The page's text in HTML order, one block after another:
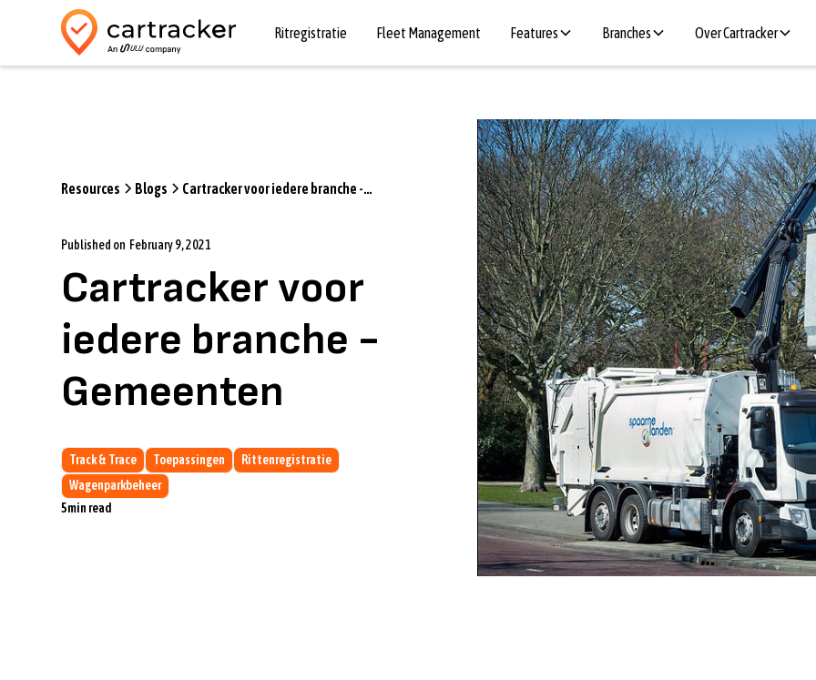
Ritregistratie Fleet Management Features Branches Over Cartracker
Resources Blogs
Cartracker voor iedere branche -
Published on February 9, 2021
Cartracker voor
iedere branche -
Gemeenten
Track & Trace Toepassingen
Rittenregistratie
Wagenparkbeheer
5min read